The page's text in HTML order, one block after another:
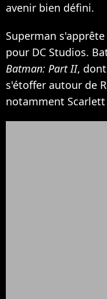
avenir bien défini.
Superman
pour DC Studios.
Batman: Part II,
s'étoffer autour de
notamment Scarlett